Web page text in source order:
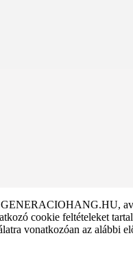
cookie feltételeket
vonatkozóan az alábbi